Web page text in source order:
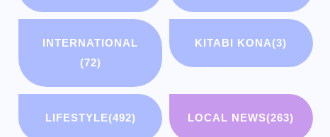
INTERNATIONAL
(72)
KITABI KONA(3)
LIFESTYLE(492) LOCAL NEWS(263)